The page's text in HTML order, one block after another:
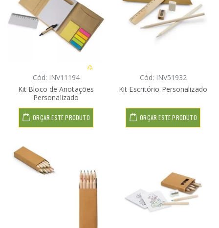
Cód: INV11194
Kit Bloco de Anotações
Personalizado
ORÇAR ESTE PRODUTO
Cód: INV51932
Kit Escritório Personalizado
ORÇAR ESTE PRODUTO